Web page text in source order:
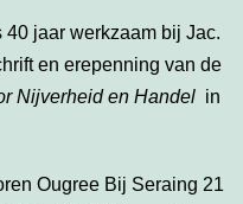
40 jaar werkzaam bij Jac.
en erepenning van de
Nijverheid en Handel in
Ougree Bij Seraing 21